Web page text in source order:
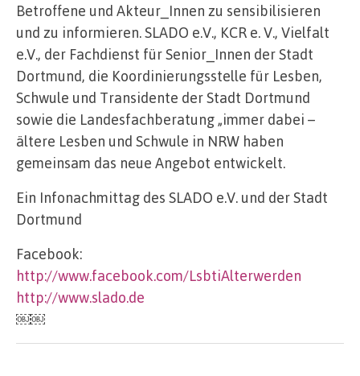
Betroffene und Akteur_Innen zu sensibilisieren
und zu informieren. SLADO e.V., KCR e. V., Vielfalt
e.V., der Fachdienst für Senior_Innen der Stadt
Dortmund, die Koordinierungsstelle für Lesben,
Schwule und Transidente der Stadt Dortmund
sowie die Landesfachberatung „immer dabei –
ältere Lesben und Schwule in NRW haben
gemeinsam das neue Angebot entwickelt.
Ein Infonachmittag des SLADO e.V. und der Stadt
Dortmund
Facebook:
http://www.facebook.com/LsbtiAlterwerden
http://www.slado.de
￼￼